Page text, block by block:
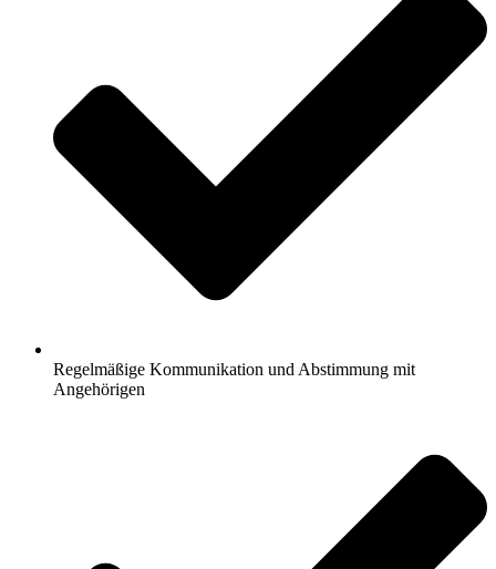
Regelmäßige Kommunikation und Abstimmung mit
Angehörigen